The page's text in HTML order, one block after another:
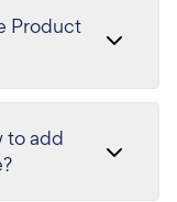
Product
to add